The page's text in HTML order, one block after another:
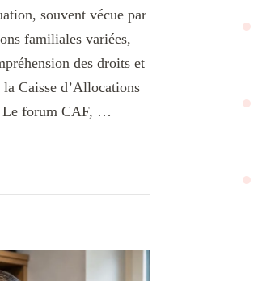
souvent vécue par
familiales variées,
des droits et
Caisse d’Allocations
Le forum CAF, …